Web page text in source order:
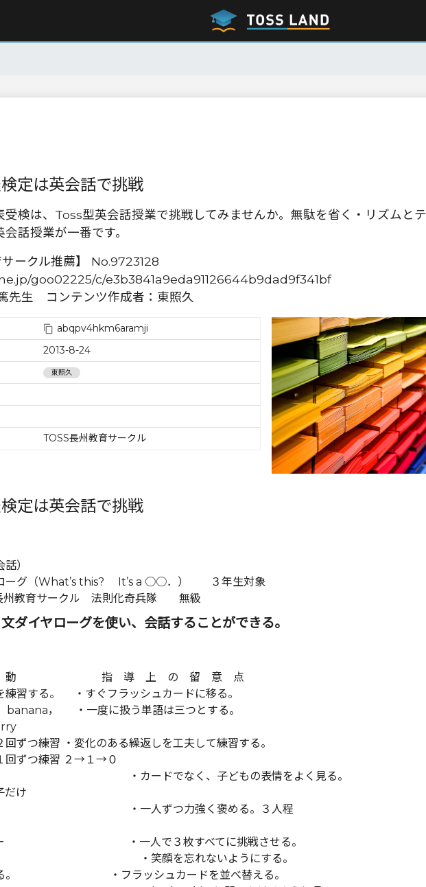
定は英会話で挑戦
受検は、Toss型英会話授業で挑戦してみませんか。無駄を省く・リズムとテ
話授業が一番です。
サークル推薦】 No.9723128
goo02225/c/e3b3841a9eda91126644b9dad9f341bf
先生 コンテンツ作成者：東照久
abqpv4hkm6aramji
2013-8-24
東照久
TOSS長州教育サークル
定は英会話で挑戦
）
グ（What’s this? It’s a ○○．） ３年生対象
教育サークル 法則化奇兵隊 無級
イヤローグを使い、会話することができる。
指 導 上 の 留 意 点
習する。 ・すぐフラッシュカードに移る。
， ・一度に扱う単語は三つとする。
ずつ練習 ・変化のある繰返しを工夫して練習する。
ずつ練習 ２→１→０
・カードでなく、子どもの表情をよく見る。
け
・一人ずつ力強く褒める。３人程
ー ・一人で３枚すべてに挑戦させる。
笑顔を忘れないようにする。
る。 ・フラッシュカードを並べ替える。